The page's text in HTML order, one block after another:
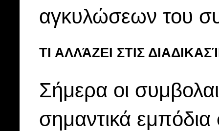
αγκυλώσεων του
ΤΙ ΑΛΛΆΖΕΙ ΣΤΙΣ
Σήμερα οι
σημαντικά